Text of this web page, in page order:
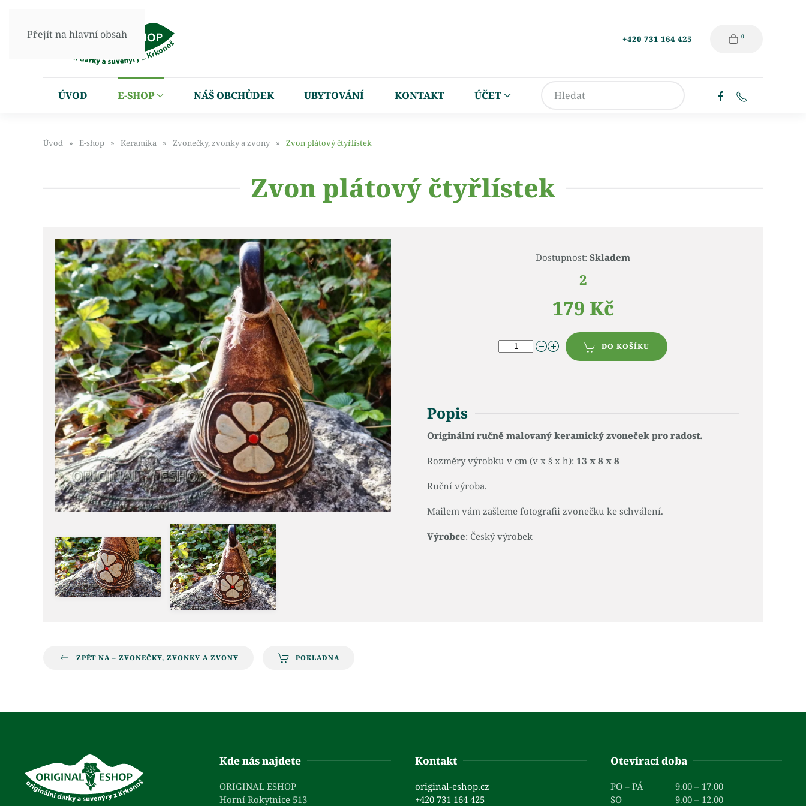
Přejít na hlavní obsah +420 731 164 425 0
ÚVOD E-SHOP NÁŠ OBCHŮDEK UBYTOVÁNÍ KONTAKT ÚČET
Úvod E-shop Keramika Zvonečky, zvonky a zvony Zvon plátový čtyřlístek
Zvon plátový čtyřlístek
Dostupnost: Skladem
2
179 Kč
DO KOŠÍKU
Popis
Originální ručně malovaný keramický zvoneček pro radost.
Rozměry výrobku v cm (v x š x h): 13 x 8 x 8
Ruční výroba.
Mailem vám zašleme fotografii zvonečku ke schválení.
Výrobce: Český výrobek
ZPĚT NA – ZVONEČKY, ZVONKY A ZVONY POKLADNA
Kde nás najdete
ORIGINAL ESHOP
Horní Rokytnice 513
Kontakt
original-eshop.cz
+420 731 164 425
Otevírací doba
PO – PÁ
9.00 – 17.00
SO
9.00 – 12.00